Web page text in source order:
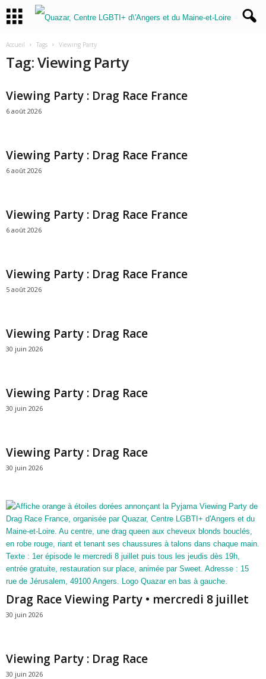
Accueil Tags Viewing Party
Tag: Viewing Party
Viewing Party : Drag Race France
6 août 2026
Viewing Party : Drag Race France
6 août 2026
Viewing Party : Drag Race France
6 août 2026
Viewing Party : Drag Race France
5 août 2026
Viewing Party : Drag Race
30 juin 2026
Viewing Party : Drag Race
30 juin 2026
Viewing Party : Drag Race
30 juin 2026
Drag Race Viewing Party • mercredi 8 juillet
30 juin 2026
Viewing Party : Drag Race
30 juin 2026